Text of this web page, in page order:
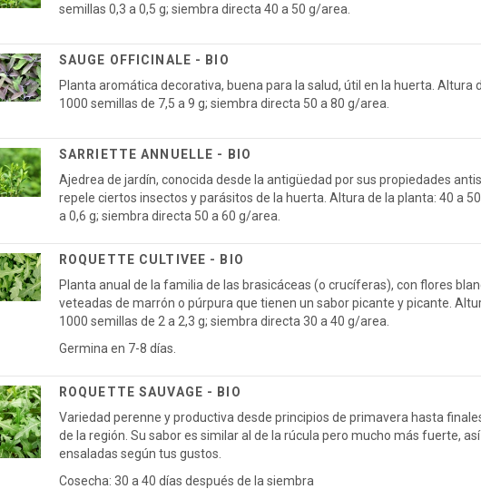
semillas 0,3 a 0,5 g; siembra directa 40 a 50 g/area.
SAUGE OFFICINALE - BIO
Planta aromática decorativa, buena para la salud, útil en la huerta. Altura
1000 semillas de 7,5 a 9 g; siembra directa 50 a 80 g/area.
SARRIETTE ANNUELLE - BIO
Ajedrea de jardín, conocida desde la antigüedad por sus propiedades
repele ciertos insectos y parásitos de la huerta. Altura de la planta: 40 a
a 0,6 g; siembra directa 50 a 60 g/area.
ROQUETTE CULTIVEE - BIO
Planta anual de la familia de las brasicáceas (o crucíferas), con flores
veteadas de marrón o púrpura que tienen un sabor picante y picante.
1000 semillas de 2 a 2,3 g; siembra directa 30 a 40 g/area.
Germina en 7-8 días.
ROQUETTE SAUVAGE - BIO
Variedad perenne y productiva desde principios de primavera hasta
de la región. Su sabor es similar al de la rúcula pero mucho más fuerte,
ensaladas según tus gustos.
Cosecha: 30 a 40 días después de la siembra